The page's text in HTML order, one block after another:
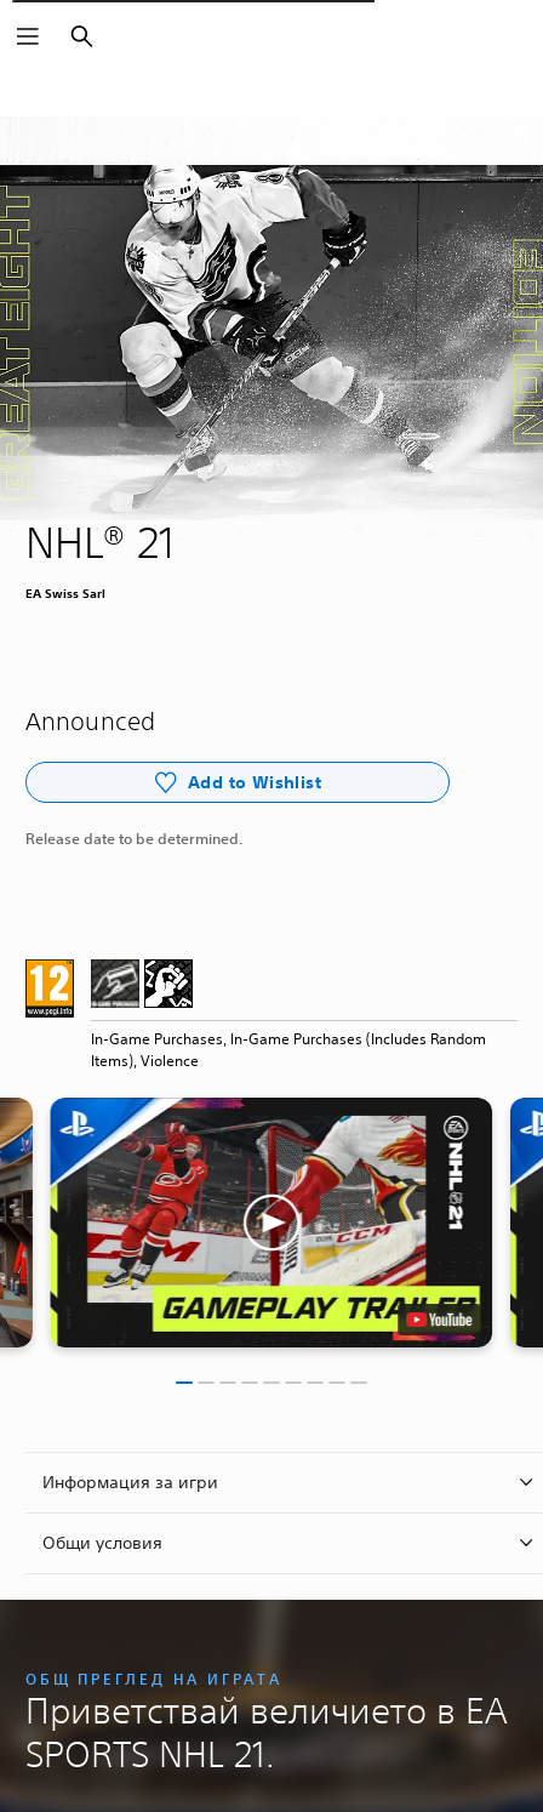
Търсене
NHL® 21
EA Swiss Sarl
Announced
Add to Wishlist
Release date to be determined.
In-Game Purchases, In-Game Purchases (Includes Random
Items), Violence
Информация за игри
Общи условия
ОБЩ ПРЕГЛЕД НА ИГРАТА
Приветствай величието в EA
SPORTS NHL 21.